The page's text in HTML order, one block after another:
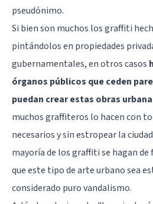
pseudónimo.
Si bien son muchos los graffiti
pintándolos en propiedades
gubernamentales, en otros casos
órganos públicos que ceden
puedan crear estas obras
muchos graffiteros lo hacen con
necesarios y sin estropear la
mayoría de los graffiti se hagan
que este tipo de arte urbano sea
considerado puro vandalismo.